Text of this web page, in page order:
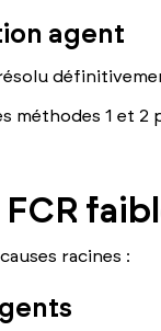
agent
méthodes 1 et
FCR
racines :